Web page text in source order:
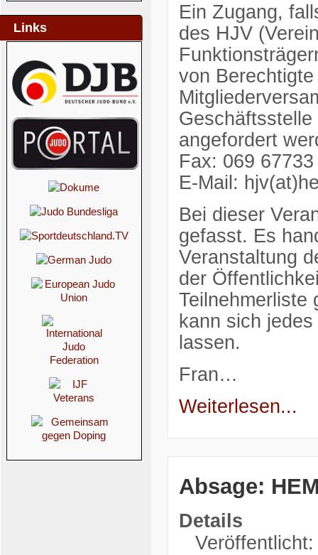
Links
Ein Zugang,
des HJV
von
angefordert
Fax: 069
E-Mail:
Bei dieser
gefasst. Es
Veranstaltung
der
Teilnehmerliste
kann sich
lassen.
Fran…
Weiterlesen...
Absage:
Details